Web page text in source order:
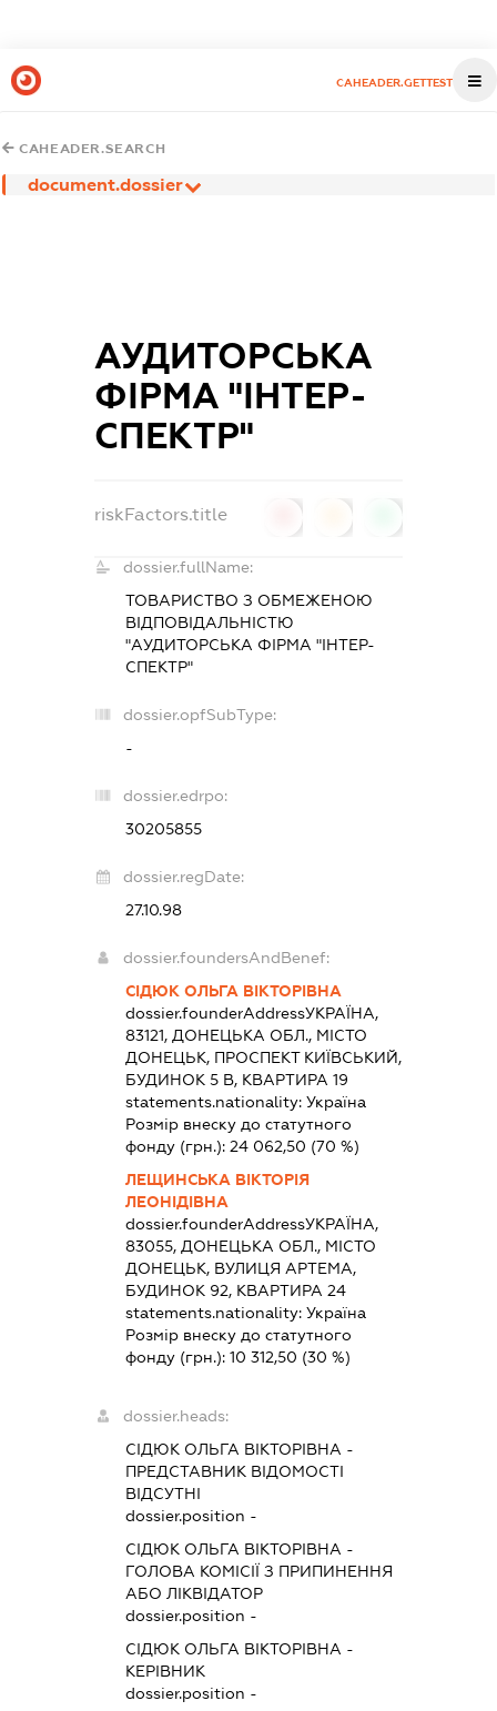
CAHEADER.GETTEST
CAHEADER.SEARCH
document.dossier
АУДИТОРСЬКА
ФІРМА "ІНТЕР-
СПЕКТР"
riskFactors.title
dossier.fullName:
ТОВАРИСТВО З ОБМЕЖЕНОЮ
ВІДПОВІДАЛЬНІСТЮ
"АУДИТОРСЬКА ФІРМА "ІНТЕР-
СПЕКТР"
dossier.opfSubType:
-
dossier.edrpo:
30205855
dossier.regDate:
27.10.98
dossier.foundersAndBenef:
СІДЮК ОЛЬГА ВІКТОРІВНА
dossier.founderAddressУКРАЇНА,
83121, ДОНЕЦЬКА ОБЛ., МІСТО
ДОНЕЦЬК, ПРОСПЕКТ КИЇВСЬКИЙ,
БУДИНОК 5 В, КВАРТИРА 19
statements.nationality:Україна
Розмір внеску до статутного
фонду (грн.):24 062,50 (70 %)
ЛЕЩИНСЬКА ВІКТОРІЯ
ЛЕОНІДІВНА
dossier.founderAddressУКРАЇНА,
83055, ДОНЕЦЬКА ОБЛ., МІСТО
ДОНЕЦЬК, ВУЛИЦЯ АРТЕМА,
БУДИНОК 92, КВАРТИРА 24
statements.nationality:Україна
Розмір внеску до статутного
фонду (грн.):10 312,50 (30 %)
dossier.heads:
СІДЮК ОЛЬГА ВІКТОРІВНА -
ПРЕДСТАВНИК ВІДОМОСТІ
ВІДСУТНІ
dossier.position -
СІДЮК ОЛЬГА ВІКТОРІВНА -
ГОЛОВА КОМІСІЇ З ПРИПИНЕННЯ
АБО ЛІКВІДАТОР
dossier.position -
СІДЮК ОЛЬГА ВІКТОРІВНА -
КЕРІВНИК
dossier.position -